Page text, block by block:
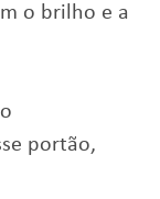
o brilho e a
portão,